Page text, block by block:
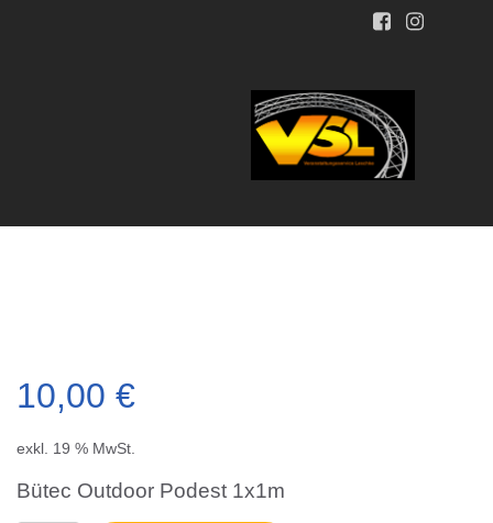
10,00 €
exkl. 19 % MwSt.
Bütec Outdoor Podest 1x1m